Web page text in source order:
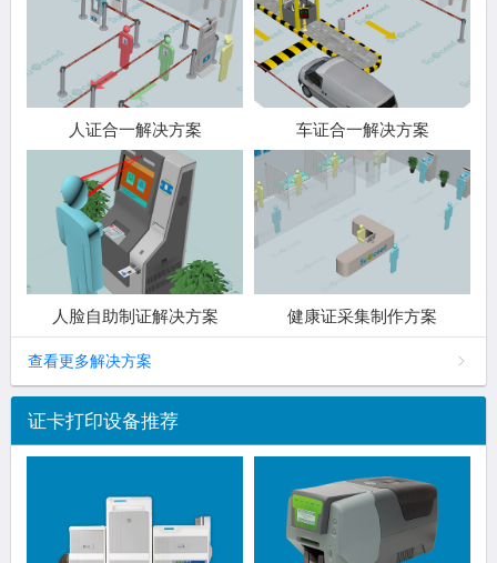
人证合一解决方案 车证合一解决方案
人脸自助制证解决方案 健康证采集制作方案
查看更多解决方案
证卡打印设备推荐